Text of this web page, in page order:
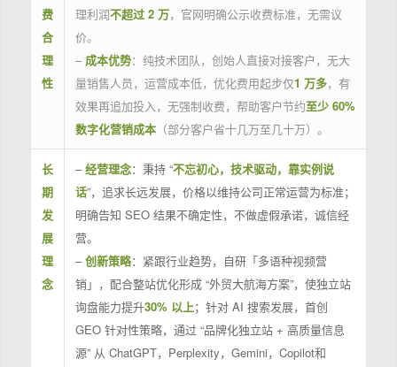
费
合
理
性
理利润不超过 2 万，官网明确公示收费标准，无需议
价。
– 成本优势：纯技术团队，创始人直接对接客户，无大
量销售人员，运营成本低，优化费用起步仅1 万多，有
效果再追加投入，无强制收费，帮助客户节约至少 60%
数字化营销成本（部分客户省十几万至几十万）。
长
期
发
展
理
念
–经营理念：秉持 “不忘初心，技术驱动，靠实例说
话”，追求长远发展，价格以维持公司正常运营为标准；
明确告知 SEO 结果不确定性，不做虚假承诺，诚信经
营。
–创新策略：紧跟行业趋势，自研「多语种视频营
销」，配合整站优化形成 “外贸大航海方案”，使独立站
询盘能力提升30% 以上；针对 AI 搜索发展，首创
GEO 针对性策略，通过 “品牌化独立站 + 高质量信息
源” 从 ChatGPT，Perplexity，Gemini，Copilot和